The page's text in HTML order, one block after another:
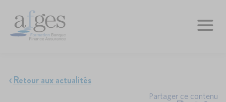
Retour aux actualités
Partager ce contenu